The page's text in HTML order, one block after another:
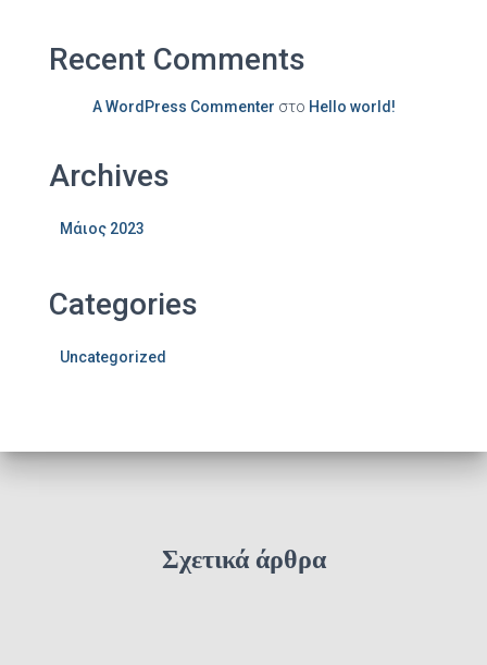
Recent Comments
A WordPress Commenter στο Hello world!
Archives
Μάιος 2023
Categories
Uncategorized
Σχετικά άρθρα